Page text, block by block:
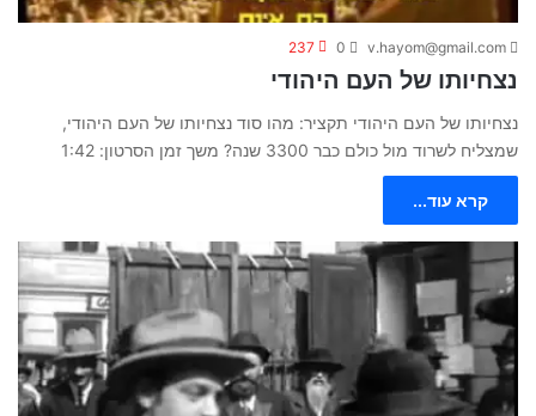
v.hayom@gmail.com
0
237
נצחיותו של העם היהודי
נצחיותו של העם היהודי תקציר: מהו סוד נצחיותו של העם היהודי,
שמצליח לשרוד מול כולם כבר 3300 שנה? משך זמן הסרטון: 1:42
קרא עוד...